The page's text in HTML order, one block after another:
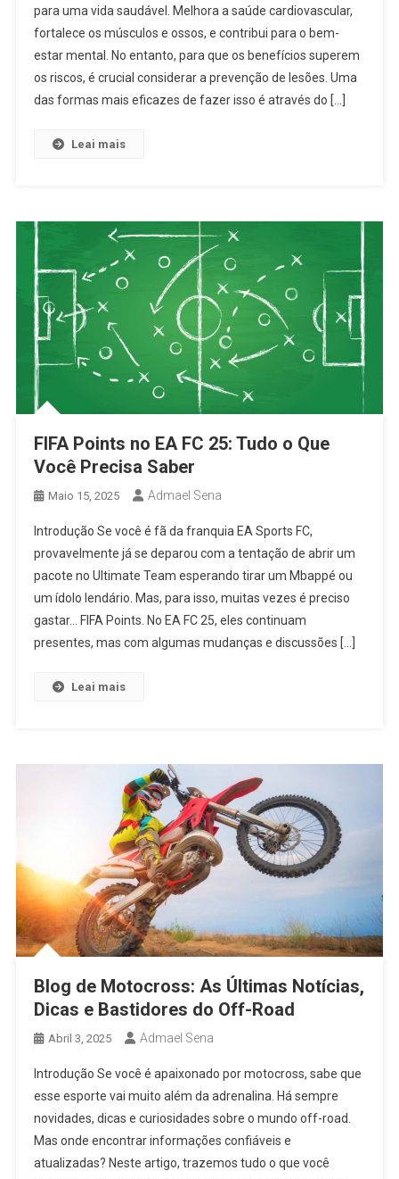
para uma vida saudável. Melhora a saúde cardiovascular,
fortalece os músculos e ossos, e contribui para o bem-
estar mental. No entanto, para que os benefícios superem
os riscos, é crucial considerar a prevenção de lesões. Uma
das formas mais eficazes de fazer isso é através do […]
Leai mais
FIFA Points no EA FC 25: Tudo o Que
Você Precisa Saber
Maio 15, 2025 Admael Sena
Introdução Se você é fã da franquia EA Sports FC,
provavelmente já se deparou com a tentação de abrir um
pacote no Ultimate Team esperando tirar um Mbappé ou
um ídolo lendário. Mas, para isso, muitas vezes é preciso
gastar… FIFA Points. No EA FC 25, eles continuam
presentes, mas com algumas mudanças e discussões […]
Leai mais
Blog de Motocross: As Últimas Notícias,
Dicas e Bastidores do Off-Road
Abril 3, 2025 Admael Sena
Introdução Se você é apaixonado por motocross, sabe que
esse esporte vai muito além da adrenalina. Há sempre
novidades, dicas e curiosidades sobre o mundo off-road.
Mas onde encontrar informações confiáveis e
atualizadas? Neste artigo, trazemos tudo o que você